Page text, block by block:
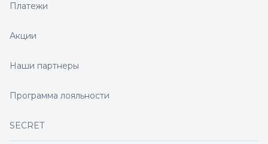
Платежи
Акции
Наши партнеры
Программа лояльности
SECRET